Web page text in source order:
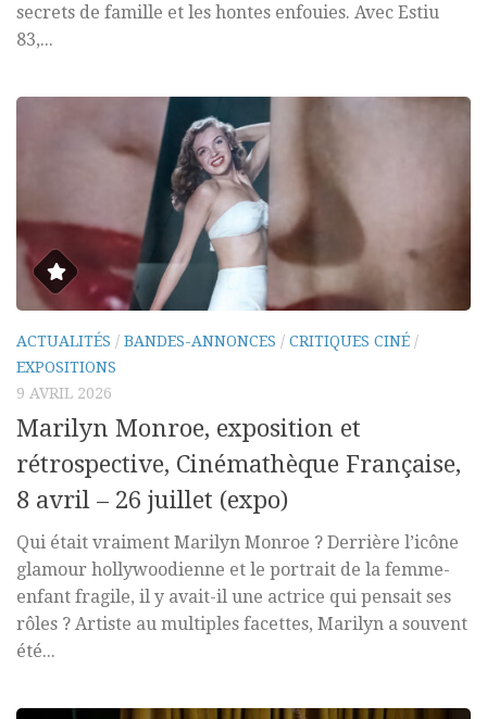
secrets de famille et les hontes enfouies. Avec Estiu
83,...
ACTUALITÉS / BANDES-ANNONCES / CRITIQUES CINÉ /
EXPOSITIONS
9 AVRIL 2026
Marilyn Monroe, exposition et
rétrospective, Cinémathèque Française,
8 avril – 26 juillet (expo)
Qui était vraiment Marilyn Monroe ? Derrière l’icône
glamour hollywoodienne et le portrait de la femme-
enfant fragile, il y avait-il une actrice qui pensait ses
rôles ? Artiste au multiples facettes, Marilyn a souvent
été...